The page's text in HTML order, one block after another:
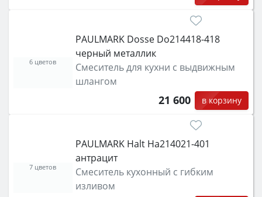
PAULMARK Dosse Do214418-418
черный металлик
Смеситель для кухни с выдвижным
шлангом
21 600 в корзину
6 цветов
PAULMARK Halt Ha214021-401
антрацит
Смеситель кухонный с гибким
изливом
7 цветов